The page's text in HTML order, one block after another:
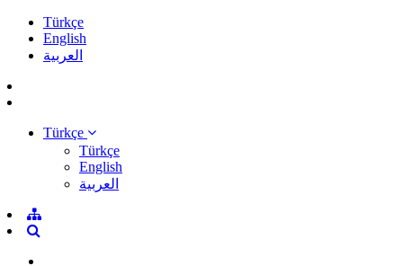
Türkçe
English
العربية
Türkçe
Türkçe
English
العربية